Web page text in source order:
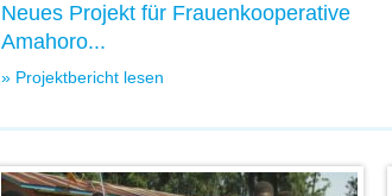
Neues Projekt für Frauenkooperative
Amahoro...
» Projektbericht lesen